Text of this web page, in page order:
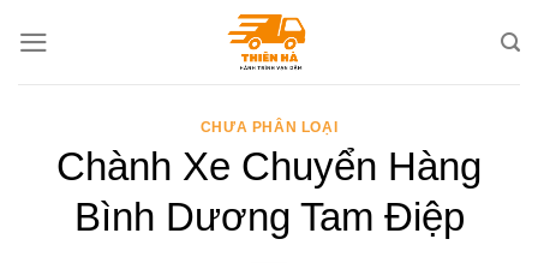
CHƯA PHÂN LOẠI
Chành Xe Chuyển Hàng
Bình Dương Tam Điệp